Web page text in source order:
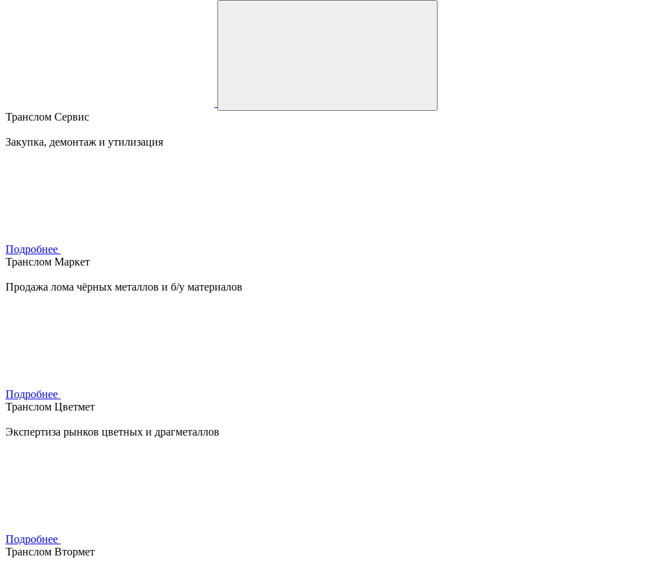
Транслом Сервис
Закупка, демонтаж и утилизация
Подробнее
Транслом Маркет
Продажа лома чёрных металлов и б/у материалов
Подробнее
Транслом Цветмет
Экспертиза рынков цветных и драгметаллов
Подробнее
Транслом Втормет